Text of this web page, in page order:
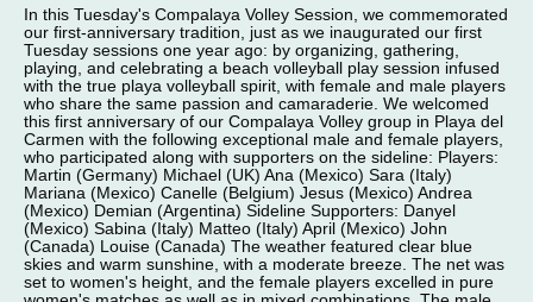
In this Tuesday's Compalaya Volley Session, we commemorated
our first-anniversary tradition, just as we inaugurated our first
Tuesday sessions one year ago: by organizing, gathering,
playing, and celebrating a beach volleyball play session infused
with the true playa volleyball spirit, with female and male players
who share the same passion and camaraderie. We welcomed
this first anniversary of our Compalaya Volley group in Playa del
Carmen with the following exceptional male and female players,
who participated along with supporters on the sideline: Players:
Martin (Germany) Michael (UK) Ana (Mexico) Sara (Italy)
Mariana (Mexico) Canelle (Belgium) Jesus (Mexico) Andrea
(Mexico) Demian (Argentina) Sideline Supporters: Danyel
(Mexico) Sabina (Italy) Matteo (Italy) April (Mexico) John
(Canada) Louise (Canada) The weather featured clear blue
skies and warm sunshine, with a moderate breeze. The net was
set to women's height, and the female players excelled in pure